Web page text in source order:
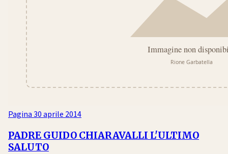
Pagina30 aprile 2014
PADRE GUIDO CHIARAVALLI L'ULTIMO
SALUTO